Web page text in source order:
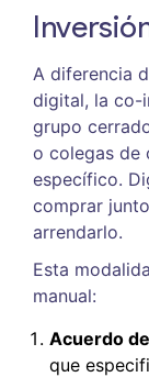
A diferencia
digital, la co-
grupo
o colegas de
específico.
comprar
arrendarlo.
Esta
manual:
Acuerdo
que